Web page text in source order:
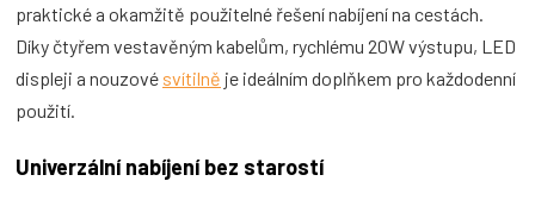
praktické a okamžitě použitelné řešení nabíjení na cestách.
Díky čtyřem vestavěným kabelům, rychlému 20W výstupu, LED
displeji a nouzové svítilně je ideálním doplňkem pro každodenní
použití.
Univerzální nabíjení bez starostí